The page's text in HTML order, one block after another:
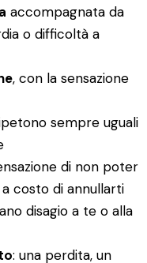
accompagnata da
o difficoltà a
, con la sensazione
sempre uguali
di non poter
costo di annullarti
disagio a te o alla
: una perdita, un